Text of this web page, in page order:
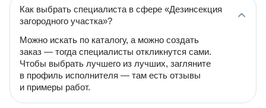
Как выбрать специалиста в сфере «Дезинсекция
загородного участка»?
Можно искать по каталогу, а можно создать
заказ — тогда специалисты откликнутся сами.
Чтобы выбрать лучшего из лучших, загляните
в профиль исполнителя — там есть отзывы
и примеры работ.